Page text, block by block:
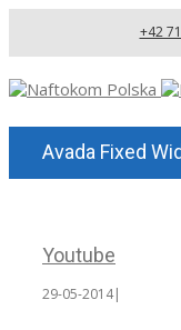
+42
Avada Fixed
Youtube
29-05-2014|